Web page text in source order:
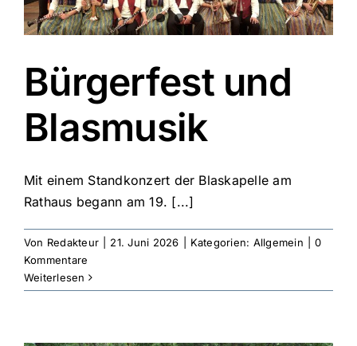
Bürgerfest und
Blasmusik
Mit einem Standkonzert der Blaskapelle am
Rathaus begann am 19. [...]
Von Redakteur 21. Juni 2026 Kategorien: Allgemein
0
Kommentare
Weiterlesen